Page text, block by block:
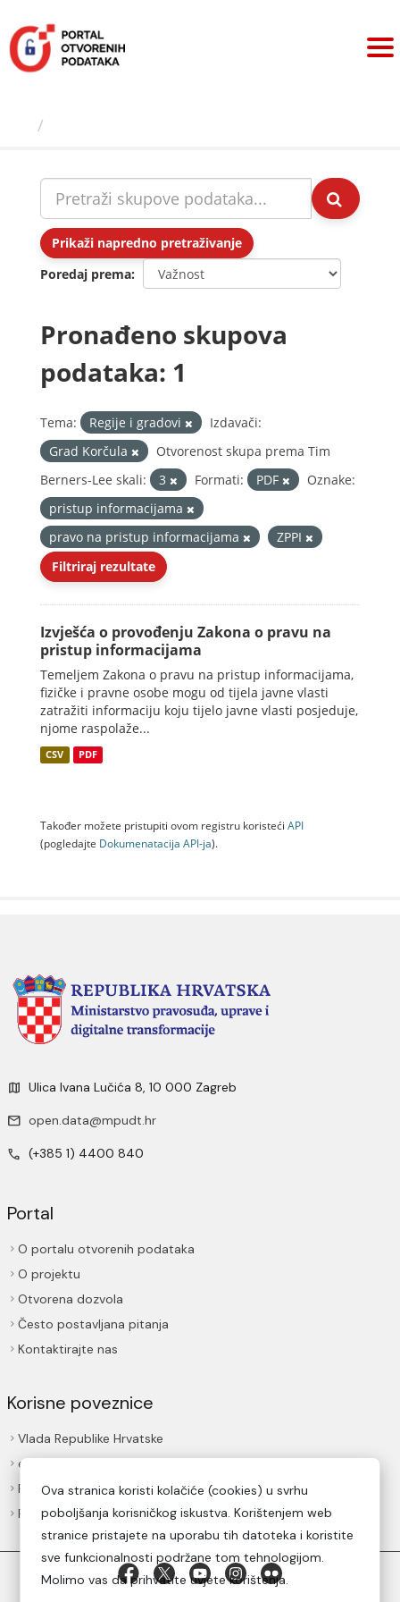
sadržaj
Prikaži napredno pretraživanje
Poredaj prema
Pronađeno skupova
podataka: 1
Tema: Regije i gradovi
Izdavači:
Grad Korčula
Otvorenost skupa prema Tim
Berners-Lee skali:
3 Formati: PDF
Oznake:
pristup informacijama
pravo na pristup informacijama
ZPPI
Filtriraj rezultate
Izvješća o provođenju Zakona o pravu na
pristup informacijama
Temeljem Zakona o pravu na pristup informacijama,
fizičke i pravne osobe mogu od tijela javne vlasti
zatražiti informaciju koju tijelo javne vlasti posjeduje,
njome raspolaže...
CSV PDF
Također možete pristupiti ovom registru koristeći API
(pogledajte Dokumenаtаcijа API-jа).